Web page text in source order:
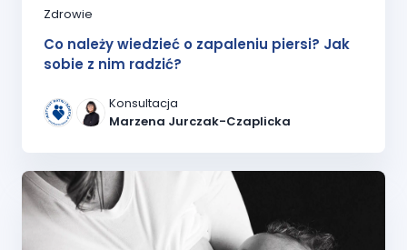
Zdrowie
Co należy wiedzieć o zapaleniu piersi? Jak
sobie z nim radzić?
Konsultacja
Marzena Jurczak-Czaplicka